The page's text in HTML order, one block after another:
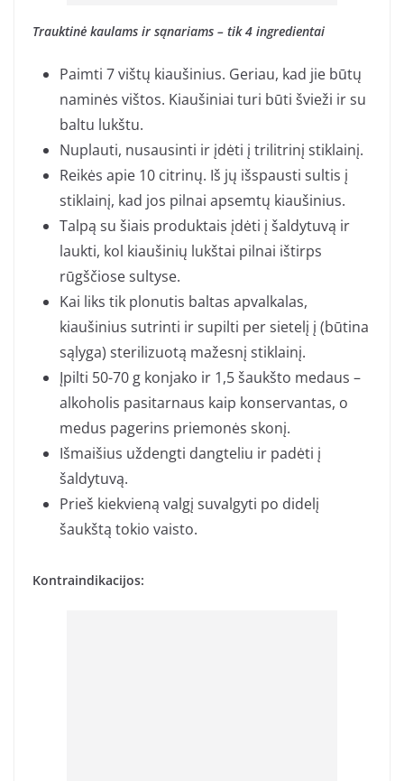
Trauktinė kaulams ir sąnariams – tik 4 ingredientai
Paimti 7 vištų kiaušinius. Geriau, kad jie būtų
naminės vištos. Kiaušiniai turi būti švieži ir su
baltu lukštu.
Nuplauti, nusausinti ir įdėti į trilitrinį stiklainį.
Reikės apie 10 citrinų. Iš jų išspausti sultis į
stiklainį, kad jos pilnai apsemtų kiaušinius.
Talpą su šiais produktais įdėti į šaldytuvą ir
laukti, kol kiaušinių lukštai pilnai ištirps
rūgščiose sultyse.
Kai liks tik plonutis baltas apvalkalas,
kiaušinius sutrinti ir supilti per sietelį į (būtina
sąlyga) sterilizuotą mažesnį stiklainį.
Įpilti 50-70 g konjako ir 1,5 šaukšto medaus –
alkoholis pasitarnaus kaip konservantas, o
medus pagerins priemonės skonį.
Išmaišius uždengti dangteliu ir padėti į
šaldytuvą.
Prieš kiekvieną valgį suvalgyti po didelį
šaukštą tokio vaisto.
Kontraindikacijos: